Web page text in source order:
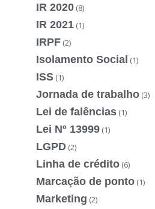
IR 2020 (8)
IR 2021 (1)
IRPF (2)
Isolamento Social (1)
ISS (1)
Jornada de trabalho (3)
Lei de falências (1)
Lei Nº 13999 (1)
LGPD (2)
Linha de crédito (6)
Marcação de ponto (1)
Marketing (2)